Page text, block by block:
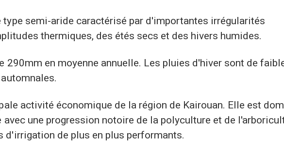
type semi-aride caractérisé par d'importantes irrégularités
thermiques, des étés secs et des hivers humides.
290mm en moyenne annuelle. Les pluies d'hiver sont de
activité économique de la région de Kairouan. Elle est
une progression notoire de la polyculture et de
d'irrigation de plus en plus performants.